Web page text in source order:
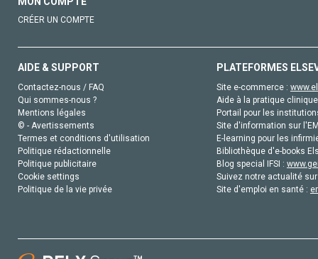
CRÉER UN COMPTE
AIDE & SUPPORT
Contactez-nous / FAQ
Qui sommes-nous ?
Mentions légales
© - Avertissements
Termes et conditions d'utilisation
Politique rédactionnelle
Politique publicitaire
Cookie settings
Politique de la vie privée
PLATEFORMES
Site e-commerce :
Aide à la pratique
Portail pour les
Site d'information sur
E-learning pour les
Bibliothèque d'e-books
Blog special IFSI :
Suivez notre actualité
Site d'emploi en santé :